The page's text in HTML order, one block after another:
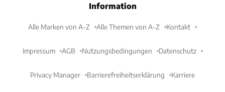
Information
Alle Marken von A-Z Alle Themen von A-Z Kontakt
Impressum AGB Nutzungsbedingungen Datenschutz
Privacy Manager Barrierefreiheitserklärung Karriere